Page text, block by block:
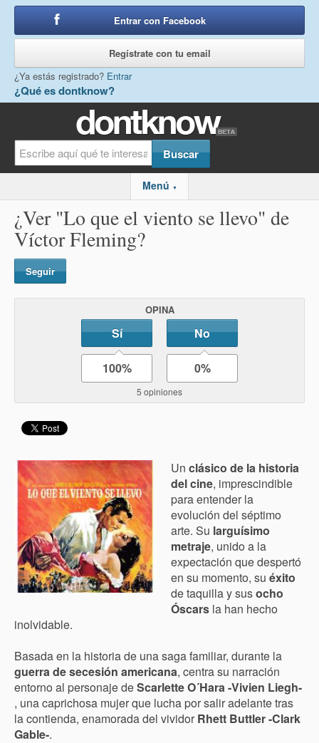
¿Qué es dontknow?
Entrar con Facebook
Regístrate con tu email
¿Ya estás registrado? Entrar
Menú ▼
¿Ver "Lo que el viento se llevo" de
Víctor Fleming?
Seguir
OPINA
Sí No
100% 0%
5 opiniones
Un clásico de la historia
del cine, imprescindible
para entender la
evolución del séptimo
arte. Su larguísimo
metraje, unido a la
expectación que despertó
en su momento, su éxito
de taquilla y susocho
Óscars la han hecho
inolvidable.
Basada en la historia de una saga familiar, durante la
guerra de secesión americana, centra su narración
entorno al personaje deScarlette O´Hara -Vivien Liegh-
, una caprichosa mujer que lucha por salir adelante tras
la contienda, enamorada del vividor Rhett Buttler -Clark
Gable-.